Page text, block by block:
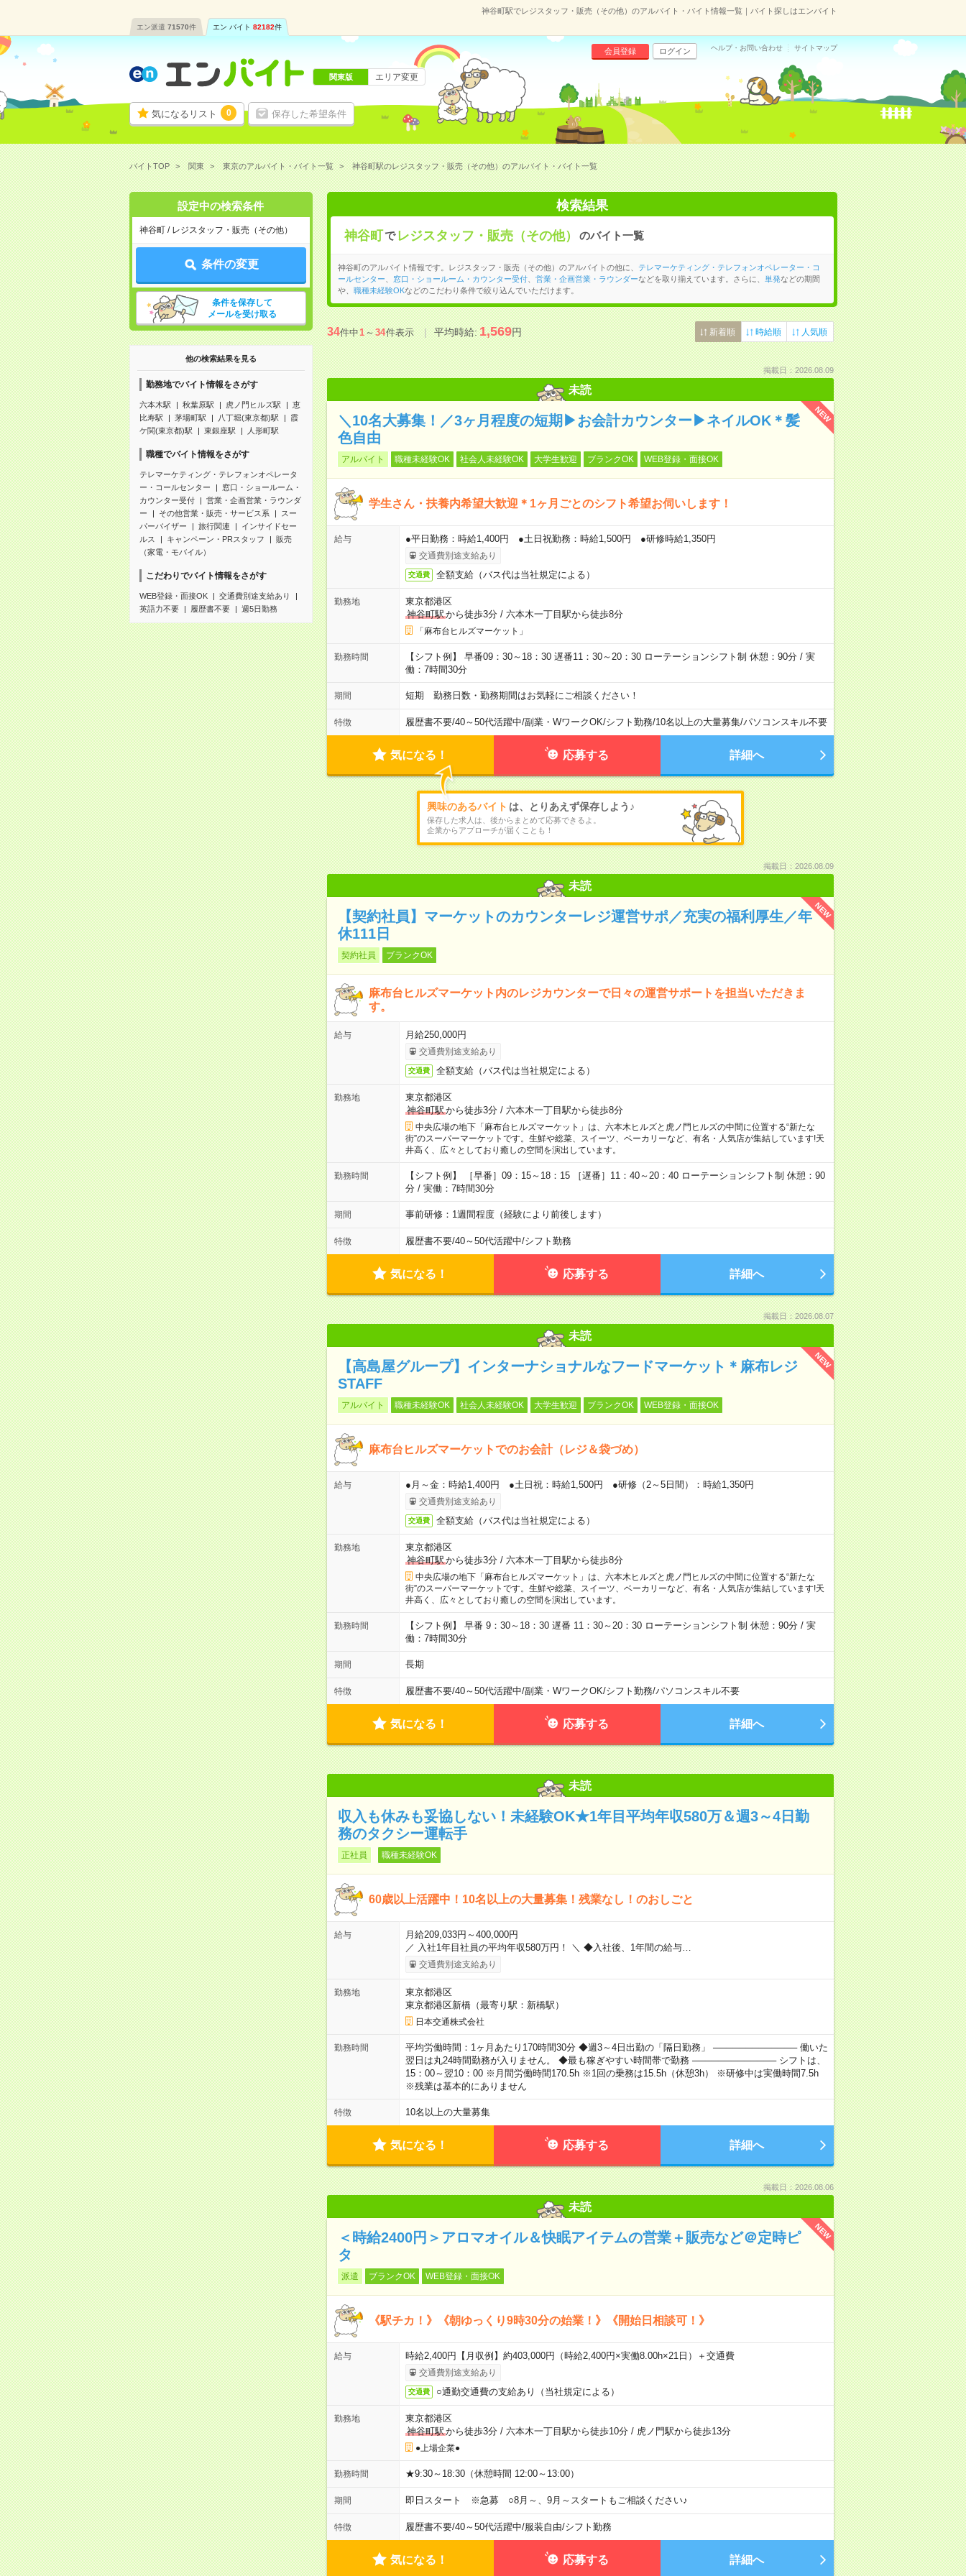
神谷町駅でレジスタッフ・販売（その他）のアルバイト・バイト情報一覧｜バイト探しはエンバイト
エン派遣 71570件 エン バイト 82182件
気になるリスト 0 保存した希望条件
会員登録 ログイン ヘルプ・お問い合わせ サイトマップ
関東版 エリア変更
バイトTOP 関東 東京のアルバイト・バイト一覧 神谷町駅のレジスタッフ・販売（その他）のアルバイト・バイト一覧
設定中の検索条件
神谷町 / レジスタッフ・販売（その他）
条件の変更
条件を保存して
メールを受け取る
他の検索結果を見る
勤務地でバイト情報をさがす
六本木駅 秋葉原駅 虎ノ門ヒルズ駅
恵
比寿駅
茅場町駅 八丁堀(東京都)駅
霞
ケ関(東京都)駅
東銀座駅 人形町駅
職種でバイト情報をさがす
テレマーケティング・テレフォンオペレータ
ー・コールセンター
窓口・ショールーム・
カウンター受付
営業・企画営業・ラウンダ
ー
その他営業・販売・サービス系
スー
パーバイザー
旅行関連
インサイドセー
ルス
キャンペーン・PRスタッフ
販売
（家電・モバイル）
こだわりでバイト情報をさがす
WEB登録・面接OK
交通費別途支給あり
英語力不要
履歴書不要 週5日勤務
検索結果
神谷町で レジスタッフ・販売（その他） のバイト一覧
神谷町のアルバイト情報です。レジスタッフ・販売（その他）のアルバイトの他に、 テレマーケティング・テレフォンオペレーター・コ
ールセンター
窓口・ショールーム・カウンター受付、 営業・企画営業・ラウンダーなどを取り揃えています。さらに、 単発などの期間
や、 職種未経験OKなどのこだわり条件で絞り込んでいただけます。
34件中1～34件表示 平均時給:1,569円 新着順 時給順 人気順
掲載日：2026.08.09
未読
NEW
＼10名大募集！／3ヶ月程度の短期▶お会計カウンター▶ネイルOK＊髪
色自由
アルバイト 職種未経験OK 社会人未経験OK 大学生歓迎 ブランクOK WEB登録・面接OK
学生さん・扶養内希望大歓迎＊1ヶ月ごとのシフト希望お伺いします！
給与 ●平日勤務：時給1,400円 ●土日祝勤務：時給1,500円 ●研修時給1,350円
交通費別途支給あり
交通費 全額支給（バス代は当社規定による）
勤務地
東京都港区
神谷町駅から徒歩3分/ 六本木一丁目駅から徒歩8分
「麻布台ヒルズマーケット」
勤務時間
【シフト例】 早番09：30～18：30 遅番11：30～20：30 ローテーションシフト制 休憩：90分 / 実
働：7時間30分
期間 短期 勤務日数・勤務期間はお気軽にご相談ください！
特徴 履歴書不要/40～50代活躍中/副業・WワークOK/シフト勤務/10名以上の大量募集/パソコンスキル不要
気になる！ 応募する 詳細へ
興味のあるバイト は、とりあえず保存しよう♪
保存した求人は、後からまとめて応募できるよ。
企業からアプローチが届くことも！
掲載日：2026.08.09
未読
NEW
【契約社員】マーケットのカウンターレジ運営サポ／充実の福利厚生／年
休111日
契約社員 ブランクOK
麻布台ヒルズマーケット内のレジカウンターで日々の運営サポートを担当いただきま
す。
給与 月給250,000円
交通費別途支給あり
交通費 全額支給（バス代は当社規定による）
勤務地
東京都港区
神谷町駅から徒歩3分/ 六本木一丁目駅から徒歩8分
中央広場の地下「麻布台ヒルズマーケット」は、六本木ヒルズと虎ノ門ヒルズの中間に位置する“新たな
街”のスーパーマーケットです。生鮮や総菜、スイーツ、ベーカリーなど、有名・人気店が集結しています!天
井高く、広々としており癒しの空間を演出しています。
勤務時間
【シフト例】 ［早番］09：15～18：15 ［遅番］11：40～20：40 ローテーションシフト制 休憩：90
分 / 実働：7時間30分
期間 事前研修：1週間程度（経験により前後します）
特徴 履歴書不要/40～50代活躍中/シフト勤務
気になる！ 応募する 詳細へ
掲載日：2026.08.07
未読
NEW
【高島屋グループ】インターナショナルなフードマーケット＊麻布レジ
STAFF
アルバイト 職種未経験OK 社会人未経験OK 大学生歓迎 ブランクOK WEB登録・面接OK
麻布台ヒルズマーケットでのお会計（レジ＆袋づめ）
給与 ●月～金：時給1,400円 ●土日祝：時給1,500円 ●研修（2～5日間）：時給1,350円
交通費別途支給あり
交通費 全額支給（バス代は当社規定による）
勤務地
東京都港区
神谷町駅から徒歩3分/ 六本木一丁目駅から徒歩8分
中央広場の地下「麻布台ヒルズマーケット」は、六本木ヒルズと虎ノ門ヒルズの中間に位置する“新たな
街”のスーパーマーケットです。生鮮や総菜、スイーツ、ベーカリーなど、有名・人気店が集結しています!天
井高く、広々としており癒しの空間を演出しています。
勤務時間
【シフト例】 早番 9：30～18：30 遅番 11：30～20：30 ローテーションシフト制 休憩：90分 / 実
働：7時間30分
期間 長期
特徴 履歴書不要/40～50代活躍中/副業・WワークOK/シフト勤務/パソコンスキル不要
気になる！ 応募する 詳細へ
未読
収入も休みも妥協しない！未経験OK★1年目平均年収580万＆週3～4日勤
務のタクシー運転手
正社員 職種未経験OK
60歳以上活躍中！10名以上の大量募集！残業なし！のおしごと
給与
月給209,033円～400,000円
／ 入社1年目社員の平均年収580万円！ ＼ ◆入社後、1年間の給与…
交通費別途支給あり
勤務地
東京都港区
東京都港区新橋（最寄り駅：新橋駅）
日本交通株式会社
勤務時間
平均労働時間：1ヶ月あたり170時間30分 ◆週3～4日出勤の「隔日勤務」 ───────────── 働いた
翌日は丸24時間勤務が入りません。 ◆最も稼ぎやすい時間帯で勤務 ───────────── シフトは、
15：00～翌10：00 ※月間労働時間170.5h ※1回の乗務は15.5h（休憩3h） ※研修中は実働時間7.5h
※残業は基本的にありません
特徴 10名以上の大量募集
気になる！ 応募する 詳細へ
掲載日：2026.08.06
未読
NEW
＜時給2400円＞アロマオイル＆快眠アイテムの営業＋販売など＠定時ピ
タ
派遣 ブランクOK WEB登録・面接OK
《駅チカ！》《朝ゆっくり9時30分の始業！》《開始日相談可！》
給与 時給2,400円【月収例】約403,000円（時給2,400円×実働8.00h×21日）＋交通費
交通費別途支給あり
交通費 ○通勤交通費の支給あり（当社規定による）
勤務地
東京都港区
神谷町駅から徒歩3分/ 六本木一丁目駅から徒歩10分/ 虎ノ門駅から徒歩13分
●上場企業●
勤務時間 ★9:30～18:30（休憩時間 12:00～13:00）
期間 即日スタート ※急募 ○8月～、9月～スタートもご相談ください♪
特徴 履歴書不要/40～50代活躍中/服装自由/シフト勤務
気になる！ 応募する 詳細へ